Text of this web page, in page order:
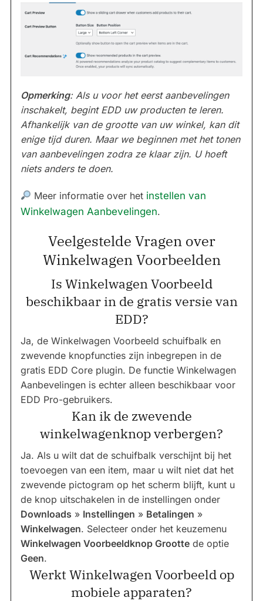
Opmerking: Als u voor het eerst aanbevelingen
inschakelt, begint EDD uw producten te leren.
Afhankelijk van de grootte van uw winkel, kan dit
enige tijd duren. Maar we beginnen met het tonen
van aanbevelingen zodra ze klaar zijn. U hoeft
niets anders te doen.
Meer informatie over het instellen van
Winkelwagen Aanbevelingen.
Veelgestelde Vragen over
Winkelwagen Voorbeelden
Is Winkelwagen Voorbeeld
beschikbaar in de gratis versie van
EDD?
Ja, de Winkelwagen Voorbeeld schuifbalk en
zwevende knopfuncties zijn inbegrepen in de
gratis EDD Core plugin. De functie Winkelwagen
Aanbevelingen is echter alleen beschikbaar voor
EDD Pro-gebruikers.
Kan ik de zwevende
winkelwagenknop verbergen?
Ja. Als u wilt dat de schuifbalk verschijnt bij het
toevoegen van een item, maar u wilt niet dat het
zwevende pictogram op het scherm blijft, kunt u
de knop uitschakelen in de instellingen onder
Downloads » Instellingen » Betalingen »
Winkelwagen. Selecteer onder het keuzemenu
Winkelwagen Voorbeeldknop Grootte de optie
Geen.
Werkt Winkelwagen Voorbeeld op
mobiele apparaten?